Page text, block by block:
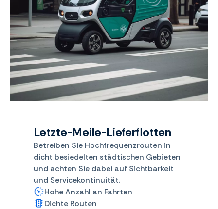
Letzte-Meile-Lieferflotten
Betreiben Sie Hochfrequenzrouten in
dicht besiedelten städtischen Gebieten
und achten Sie dabei auf Sichtbarkeit
und Servicekontinuität.
Hohe Anzahl an Fahrten
Dichte Routen